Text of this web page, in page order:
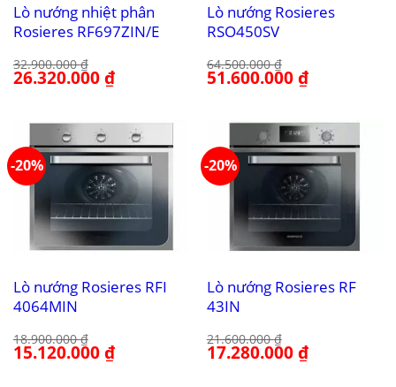
Lò nướng nhiệt phân
Rosieres RF697ZIN/E
32.900.000₫
Giá
gốc
26.320.000₫Giá
hiện
26.320.000 ₫.
Lò nướng Rosieres
RSO450SV
64.500.000₫
Giá
gốc
51.600.000₫Giá
hiện
51.600.000 ₫.
-20%
Lò nướng Rosieres RFI
4064MIN
18.900.000₫
Giá
gốc
15.120.000₫Giá
hiện
-20%
Lò nướng Rosieres RF
43IN
21.600.000₫
Giá
gốc
17.280.000₫Giá
hiện